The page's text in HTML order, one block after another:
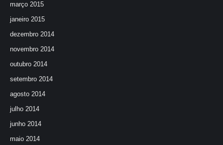
março 2015
janeiro 2015
dezembro 2014
novembro 2014
outubro 2014
setembro 2014
agosto 2014
julho 2014
junho 2014
maio 2014